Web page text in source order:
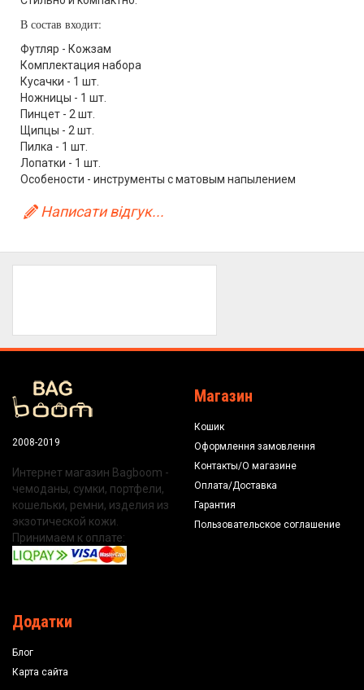
В состав входит:
Футляр - Кожзам
Комплектация набора
Кусачки - 1 шт.
Ножницы - 1 шт.
Пинцет - 2 шт.
Щипцы - 2 шт.
Пилка - 1 шт.
Лопатки - 1 шт.
Особености - инструменты с матовым напылением
Написати відгук...
2008-2019
Интернет магазин Bagboom -
чемоданы, сумки, портфели,
кошельки, ремни, изделия из
экзотической кожи.
Принимаем к оплате:
Магазин
Кошик
Оформлення замовлення
Контакты/О магазине
Оплата/Доставка
Гарантия
Пользовательское соглашение
Додатки
Блог
Карта сайта